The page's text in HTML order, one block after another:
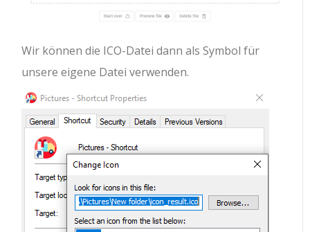
Wir können die ICO-Datei dann als Symbol für
unsere eigene Datei verwenden.